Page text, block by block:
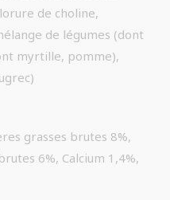
de choline,
de légumes (dont
myrtille, pomme),
grasses brutes 8%,
6%, Calcium 1,4%,